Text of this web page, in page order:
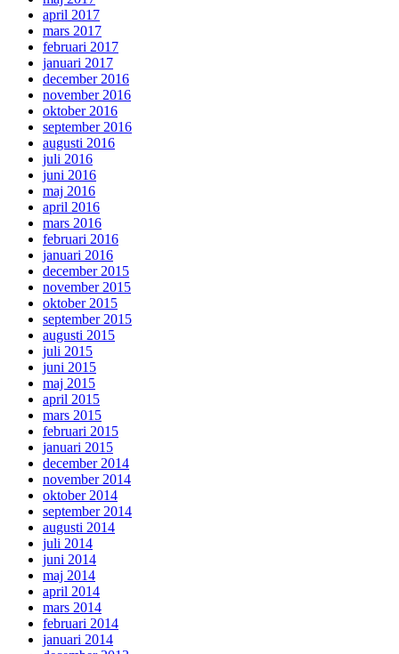
april 2017
mars 2017
februari 2017
januari 2017
december 2016
november 2016
oktober 2016
september 2016
augusti 2016
juli 2016
juni 2016
maj 2016
april 2016
mars 2016
februari 2016
januari 2016
december 2015
november 2015
oktober 2015
september 2015
augusti 2015
juli 2015
juni 2015
maj 2015
april 2015
mars 2015
februari 2015
januari 2015
december 2014
november 2014
oktober 2014
september 2014
augusti 2014
juli 2014
juni 2014
maj 2014
april 2014
mars 2014
februari 2014
januari 2014